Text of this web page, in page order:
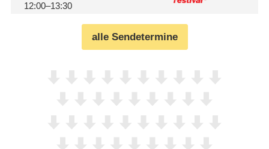
12:00–13:30
alle Sendetermine